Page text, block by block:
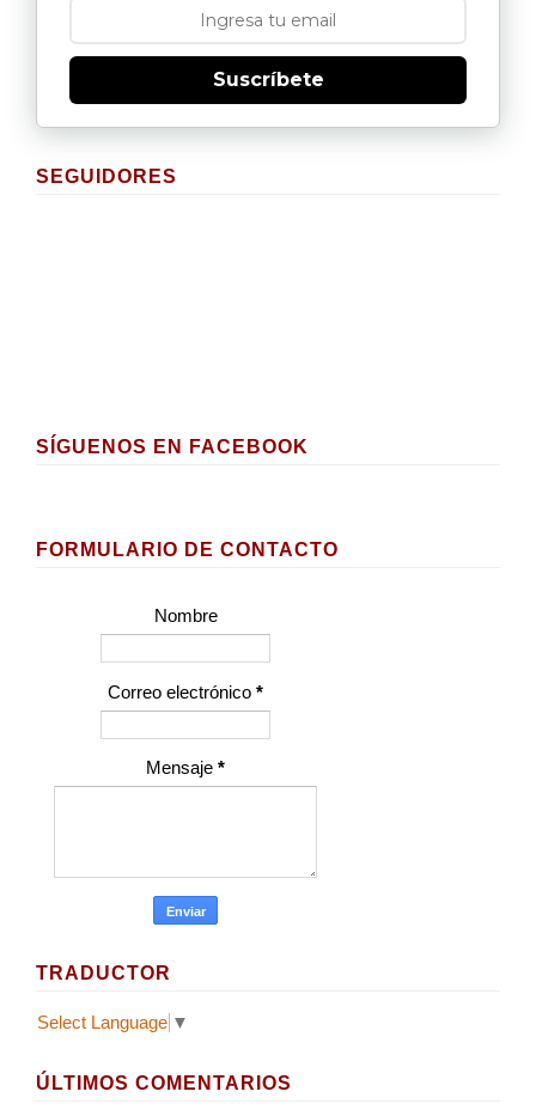
Suscríbete
SEGUIDORES
SÍGUENOS EN FACEBOOK
FORMULARIO DE CONTACTO
Nombre
Correo electrónico *
Mensaje *
TRADUCTOR
Select Language ▼
ÚLTIMOS COMENTARIOS